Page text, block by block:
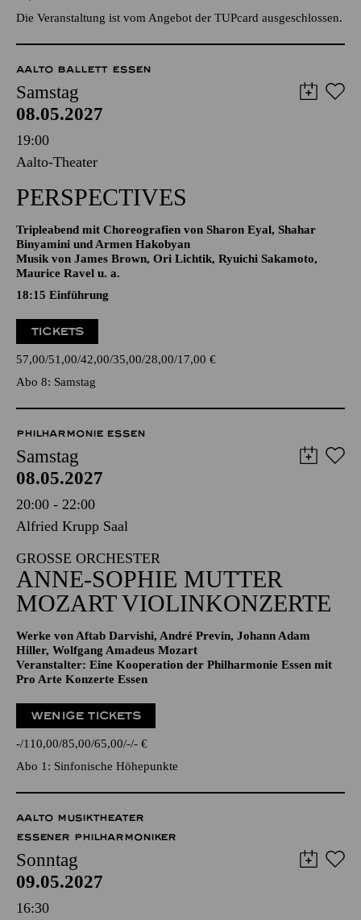
TICKETS
30,00€
Die Veranstaltung ist vom Angebot der TUPcard ausgeschlossen.
AALTO BALLETT ESSEN
Samstag
08.05.2027
19:00
PERSPECTIVES
Tripleabend mit Choreografien von Sharon Eyal, Shahar
Binyamini und Armen Hakobyan
Maurice Ravel u. a.
18:15 Einführung
TICKETS
57,00 51,00 42,00 35,00 28,00 17,00€
Abo 8: Samstag
PHILHARMONIE ESSEN
Samstag
08.05.2027
20:00 - 22:00
Alfried Krupp Saal
GROSSE ORCHESTER
ANNE-SOPHIE MUTTER
MOZART VIOLIN­KONZERTE
Werke von Aftab Darvishi, André Previn, Johann Adam
Veranstalter: Eine Kooperation der Philharmonie Essen mit
Pro Arte Konzerte Essen
WENIGE TICKETS
- 110,00 85,00 65,00 - -€
Abo 1: Sinfonische Höhepunkte
AALTO MUSIKTHEATER
ESSENER PHILHARMONIKER
Sonntag